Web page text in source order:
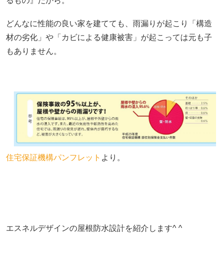
どんなに性能の良い家を建てても、雨漏りが起こり「構造
材の劣化」や「カビによる健康被害」が起こっては元も子
もありません。
住宅保証機構パンフレット より。
エスネルデザインの屋根防水設計を紹介します^ ^